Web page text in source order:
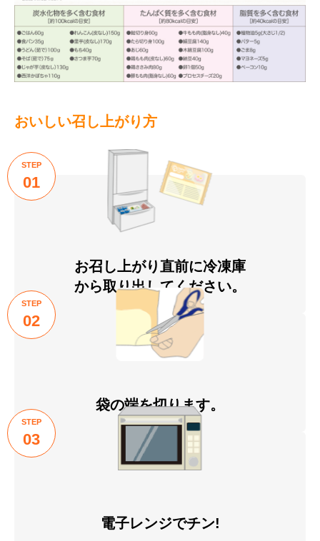
おいしい召し上がり方
STEP
01
お召し上がり直前に冷凍庫
から取り出してください。
STEP
02
袋の端を切ります。
STEP
03
電子レンジでチン!